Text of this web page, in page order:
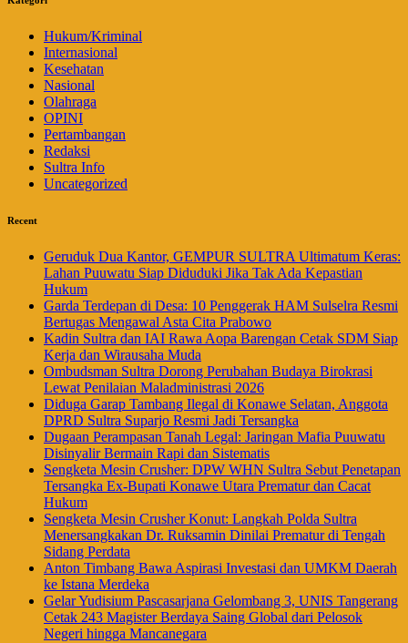
Hukum/Kriminal
Internasional
Kesehatan
Nasional
Olahraga
OPINI
Pertambangan
Redaksi
Sultra Info
Uncategorized
Recent
Geruduk Dua Kantor, GEMPUR SULTRA Ultimatum Keras:
Lahan Puuwatu Siap Diduduki Jika Tak Ada Kepastian
Hukum
Garda Terdepan di Desa: 10 Penggerak HAM Sulselra Resmi
Bertugas Mengawal Asta Cita Prabowo
Kadin Sultra dan IAI Rawa Aopa Barengan Cetak SDM Siap
Kerja dan Wirausaha Muda
Ombudsman Sultra Dorong Perubahan Budaya Birokrasi
Lewat Penilaian Maladministrasi 2026
Diduga Garap Tambang Ilegal di Konawe Selatan, Anggota
DPRD Sultra Suparjo Resmi Jadi Tersangka
Dugaan Perampasan Tanah Legal: Jaringan Mafia Puuwatu
Disinyalir Bermain Rapi dan Sistematis
Sengketa Mesin Crusher: DPW WHN Sultra Sebut Penetapan
Tersangka Ex-Bupati Konawe Utara Prematur dan Cacat
Hukum
Sengketa Mesin Crusher Konut: Langkah Polda Sultra
Menersangkakan Dr. Ruksamin Dinilai Prematur di Tengah
Sidang Perdata
Anton Timbang Bawa Aspirasi Investasi dan UMKM Daerah
ke Istana Merdeka
Gelar Yudisium Pascasarjana Gelombang 3, UNIS Tangerang
Cetak 243 Magister Berdaya Saing Global dari Pelosok
Negeri hingga Mancanegara